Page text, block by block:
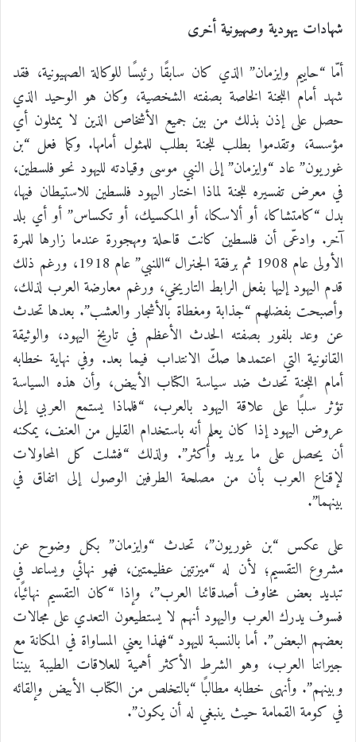
شهادات يهودية وصهيونية أخرى
أمّا “حاييم وايزمان” الذي كان سابقًا رئيسًا للوكالة الصهيونية، فقد
شهد أمام اللجنة الخاصة بصفته الشخصية، وكان هو الوحيد الذي
حصل على إذن بذلك من بين جميع الأشخاص الذين لا يمثلون أي
مؤسسة، وتقدموا بطلب للجنة بطلب للمثول أمامها. وكما فعل “بن
غوريون” عاد “وايزمان” إلى النبي موسى وقيادته لليهود نحو فلسطين،
في معرض تفسيره للجنة لماذا اختار اليهود فلسطين للاستيطان فيها،
بدل “كامتشاكا، أو ألاسكا، أو المكسيك، أو تكساس” أو أي بلد
آخر. وادعّى أن فلسطين كانت قاحلة ومهجورة عندما زارها للمرة
الأولى عام 1908 ثم برفقة الجنرال “اللنبي” عام 1918، ورغم ذلك
قدم اليهود إليها بفعل الرابط التاريخي، ورغم معارضة العرب لذلك،
وأصبحت بفضلهم “جذابة ومغطاة بالأشجار والعشب”. بعدها تحدث
عن وعد بلفور بصفته الحدث الأعظم في تاريخ اليهود، والوثيقة
القانونية التي اعتمدها صكّ الانتداب فيما بعد. وفي نهاية خطابه
أمام اللجنة تحدث ضد سياسة الكتاب الأبيض، وأن هذه السياسة
تؤثر سلبًا على علاقة اليهود بالعرب، “فلماذا يستمع العربي إلى
عروض اليهود إذا كان يعلم أنه باستخدام القليل من العنف، يمكنه
أن يحصل على ما يريد وأكثر”. ولذلك “فشلت كل المحاولات
لإقناع العرب بأن من مصلحة الطرفين الوصول إلى اتفاق في
بينهما”.
على عكس “بن غوريون”، تحدث “وايزمان” بكل وضوح عن
مشروع التقسيم؛ لأن له “ميزتين عظيمتين، فهو نهائي ويساعد في
تبديد بعض مخاوف أصدقائنا العرب”، وإذا “كان التقسيم نهائيًا،
فسوف يدرك العرب واليهود أنهم لا يستطيعون التعدي على مجالات
بعضهم البعض”. أما بالنسبة لليهود “فهذا يعني المساواة في المكانة مع
جيراننا العرب، وهو الشرط الأكثر أهمية للعلاقات الطيبة بيننا
وبينهم”. وأنهى خطابه مطالبًا “بالتخلص من الكتاب الأبيض وإلقائه
في كومة القمامة حيث ينبغي له أن يكون”.